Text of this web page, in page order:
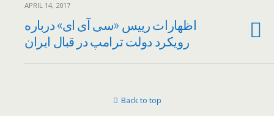
APRIL 14, 2017
اظهارات رییس «سی آی ای» درباره
رویکرد دولت ترامپ در قبال ایران
Back to top